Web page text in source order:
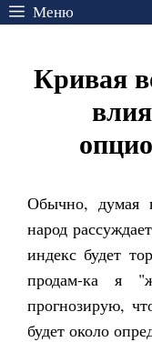
Перейти
Меню
Кривая
Обычно, думая
народ
индекс будет
продам-ка я
прогнозирую,
будет около